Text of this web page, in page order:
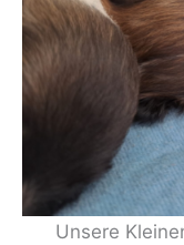
Unsere